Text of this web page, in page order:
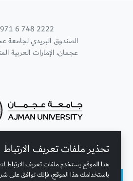
تحذير ملفات تعريف الارتباط
هذا الموقع يستخدم ملفات تعريف الارتباط
باستخدامك هذا الموقع، فإنك توافق
6 748 2222
الصندوق البريدي لجامعة
عجمان، الإمارات العربية
تواصل معنا